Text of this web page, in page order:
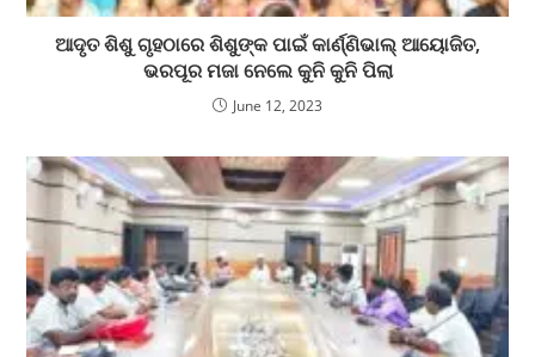
ଆଦୃତ ଶିଶୁ ଗୃହଠାରେ ଶିଶୁଙ୍କ ପାଇଁ କାର୍ଣ୍ଣିଭାଲ୍ ଆୟୋଜିତ,
ଭରପୂର ମଜା ନେଲେ କୁନି କୁନି ପିଲା
June 12, 2023